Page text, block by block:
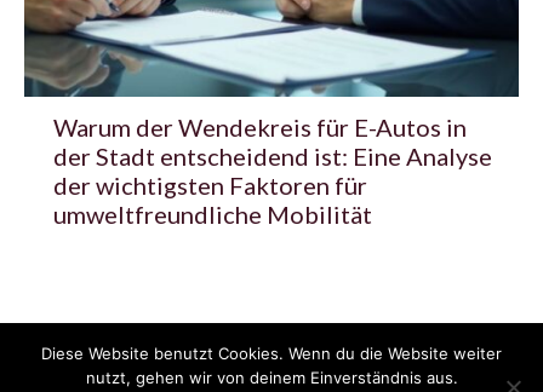
Warum der Wendekreis für E-Autos in
der Stadt entscheidend ist: Eine Analyse
der wichtigsten Faktoren für
umweltfreundliche Mobilität
© 2020 - 2025 Copyright - KFZzeitung.com
Diese Website benutzt Cookies. Wenn du die Website weiter
nutzt, gehen wir von deinem Einverständnis aus.